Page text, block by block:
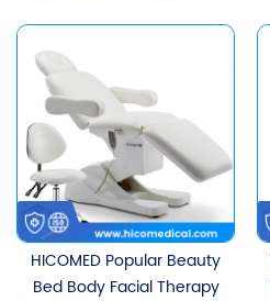
Body Facial Treatment
Bed
HICOMED Popular Beauty
Bed Body Facial Therapy